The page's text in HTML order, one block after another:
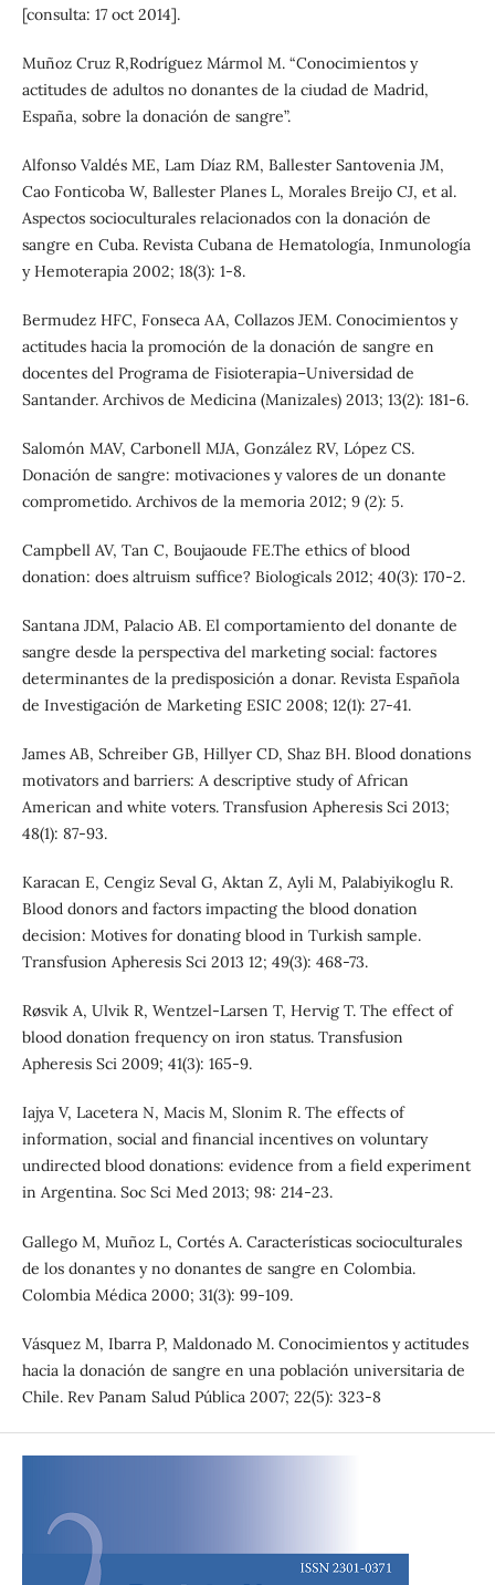
[consulta: 17 oct 2014].
Muñoz Cruz R,Rodríguez Mármol M. “Conocimientos y
actitudes de adultos no donantes de la ciudad de Madrid,
España, sobre la donación de sangre”.
Alfonso Valdés ME, Lam Díaz RM, Ballester Santovenia JM,
Cao Fonticoba W, Ballester Planes L, Morales Breijo CJ, et al.
Aspectos socioculturales relacionados con la donación de
sangre en Cuba. Revista Cubana de Hematología, Inmunología
y Hemoterapia 2002; 18(3): 1-8.
Bermudez HFC, Fonseca AA, Collazos JEM. Conocimientos y
actitudes hacia la promoción de la donación de sangre en
docentes del Programa de Fisioterapia–Universidad de
Santander. Archivos de Medicina (Manizales) 2013; 13(2): 181-6.
Salomón MAV, Carbonell MJA, González RV, López CS.
Donación de sangre: motivaciones y valores de un donante
comprometido. Archivos de la memoria 2012; 9 (2): 5.
Campbell AV, Tan C, Boujaoude FE.The ethics of blood
donation: does altruism suffice? Biologicals 2012; 40(3): 170-2.
Santana JDM, Palacio AB. El comportamiento del donante de
sangre desde la perspectiva del marketing social: factores
determinantes de la predisposición a donar. Revista Española
de Investigación de Marketing ESIC 2008; 12(1): 27-41.
James AB, Schreiber GB, Hillyer CD, Shaz BH. Blood donations
motivators and barriers: A descriptive study of African
American and white voters. Transfusion Apheresis Sci 2013;
48(1): 87-93.
Karacan E, Cengiz Seval G, Aktan Z, Ayli M, Palabiyikoglu R.
Blood donors and factors impacting the blood donation
decision: Motives for donating blood in Turkish sample.
Transfusion Apheresis Sci 2013 12; 49(3): 468-73.
Røsvik A, Ulvik R, Wentzel-Larsen T, Hervig T. The effect of
blood donation frequency on iron status. Transfusion
Apheresis Sci 2009; 41(3): 165-9.
Iajya V, Lacetera N, Macis M, Slonim R. The effects of
information, social and financial incentives on voluntary
undirected blood donations: evidence from a field experiment
in Argentina. Soc Sci Med 2013; 98: 214-23.
Gallego M, Muñoz L, Cortés A. Características socioculturales
de los donantes y no donantes de sangre en Colombia.
Colombia Médica 2000; 31(3): 99-109.
Vásquez M, Ibarra P, Maldonado M. Conocimientos y actitudes
hacia la donación de sangre en una población universitaria de
Chile. Rev Panam Salud Pública 2007; 22(5): 323-8